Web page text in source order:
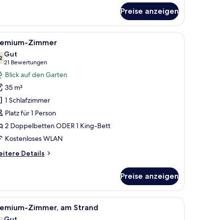
Preise anzeigen
Fernseher und einem Fenster mit Blick.Ein Schlafzimmer mit Bett, Schreibtisch,
7 Zimmer
von 10
Gut
21 Bewertungen
(21
Bewertungen)
Blick auf den Garten
35 m²
1 Schlafzimmer
Platz für 1 Person
2 Doppelbetten ODER 1 King-Bett
Kostenloses WLAN
Details
Preise anzeigen
Ein Schlafzimmer mit Bett, Schreibtisch,
6 Zimmer, am Strand